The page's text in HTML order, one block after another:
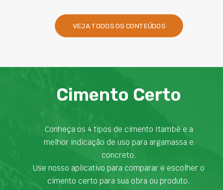
VEJA TODOS OS CONTEÚDOS
Cimento Certo
Conheça os 4 tipos de cimento Itambé e a
melhor indicação de uso para argamassa e
concreto.
Use nosso aplicativo para comparar e escolher o
cimento certo para sua obra ou produto.